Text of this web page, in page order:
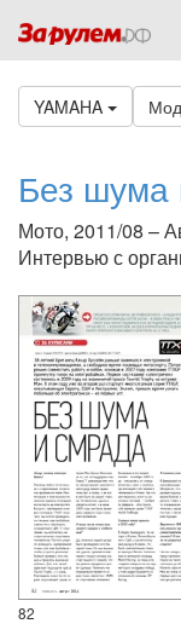
YAMAHA
Без шума
Мото, 2011/08 –
Интервью с
82